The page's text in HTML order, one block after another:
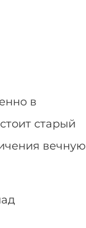
в
старый
вечную